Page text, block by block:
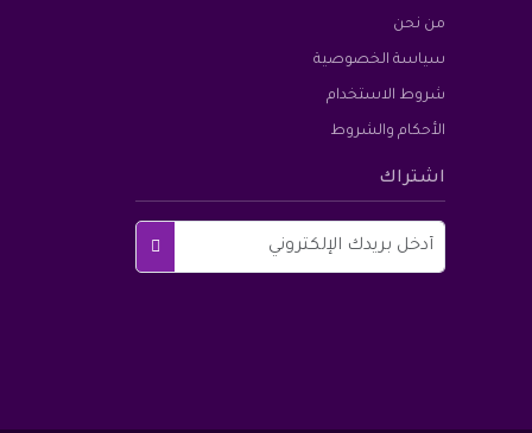
من نحن
سياسة الخصوصية
شروط الاستخدام
الأحكام والشروط
اشتراك